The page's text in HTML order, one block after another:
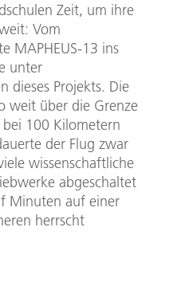
Zeit, um ihre
Vom
MAPHEUS-13 ins
unter
dieses Projekts. Die
weit über die Grenze
100 Kilometern
der Flug zwar
wissenschaftliche
abgeschaltet
Minuten auf einer
herrscht